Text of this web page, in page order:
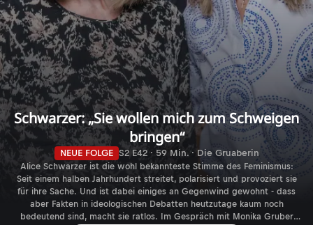
Schwarzer: „Sie wollen mich zum Schweigen
bringen“
NEUE FOLGE S2 E42 · 59 Min. · Die Gruaberin
Alice Schwarzer ist die wohl bekannteste Stimme des Feminismus:
Seit einem halben Jahrhundert streitet, polarisiert und provoziert sie
für ihre Sache. Und ist dabei einiges an Gegenwind gewohnt - dass
aber Fakten in ideologischen Debatten heutzutage kaum noch
bedeutend sind, macht sie ratlos. Im Gespräch mit Monika Gruber